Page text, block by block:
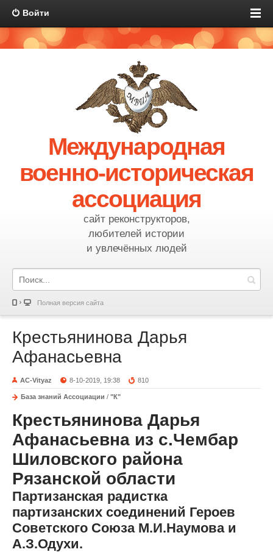
Войти
Международная
военно-историческая
ассоциация
сайт реконструкторов,
любителей истории
и увлечённых людей
Полная версия сайта
Крестьянинова Дарья
Афанасьевна
AC-Vityaz 8-10-2019, 19:38 810
База знаний Ассоциации / "К"
Крестьянинова Дарья
Афанасьевна из с.Чембар
Шиловского района
Рязанской области
Партизанская радистка
партизанских соединений Героев
Советского Союза М.И.Наумова и
А.З.Одухи.